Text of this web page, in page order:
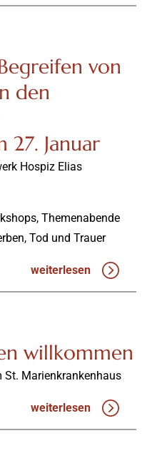
von
den
27. Januar
Hospiz Elias
Themenabende
Tod und Trauer
weiterlesen
willkommen
St. Marienkrankenhaus
weiterlesen